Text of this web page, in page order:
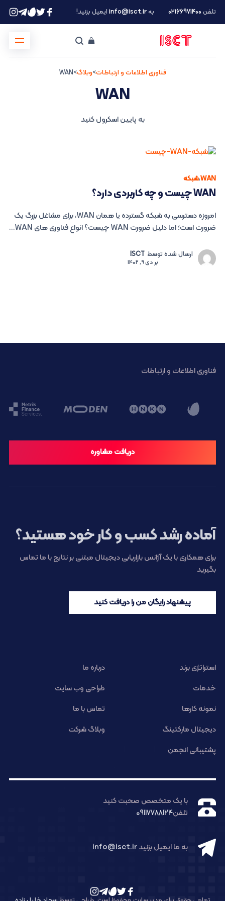
تلفن ۰۲۱66971400 بهinfo@isct.irایمیل بزنید!
فناوری اطلاعات و ارتباطات>وبلاگ>
WAN
WAN
به پایین اسکرول کنید
WAN،شبکه
WAN چیست و چه کاربردی دارد؟
امروزه دسترسی به شبکه گسترده یا همان WAN، برای مشاغل بزرگ یک
ضرورت است؛ اما دلیل ضرورت WAN چیست؟ انواع فناوری های WAN...
ارسال شده توسط ISCT
بردی 9, 1402
فناوری اطلاعات و ارتباطات
دریافت مشاوره
آماده رشد کسب و کار خود هستید؟
برای همکاری با یک آژانس بازاریابی دیجیتال مبتنی بر نتایج با ما تماس
بگیرید
پیشنهاد رایگان من را دریافت کنید
استراتژی برند
درباره ما
خدمات
طراحی وب سایت
نمونه کارها
تماس با ما
دیجیتال مارکتینگ
وبلاگ شرکت
پشتیبانی انجمن
با یک متخصص صحبت کنید
تلفن09117788124
به ما ایمیل بزنیدinfo@isct.ir